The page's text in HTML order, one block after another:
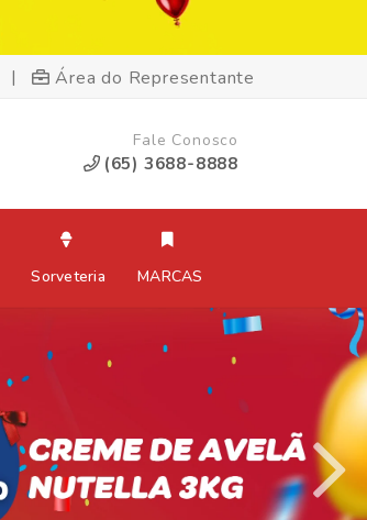
| Área do Representante
Fale Conosco
(65) 3688-8888
Sorveteria MARCAS